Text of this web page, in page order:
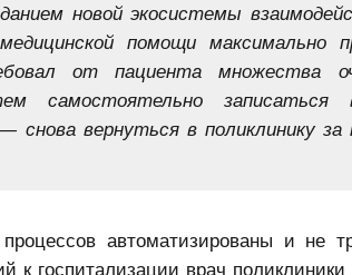
новой экосистемы
медицинской помощи
от пациента множества
самостоятельно записаться
снова вернуться в поликлинику
автоматизированы и не
к госпитализации врач